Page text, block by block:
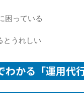
困っている
とうれしい
わかる「運用代